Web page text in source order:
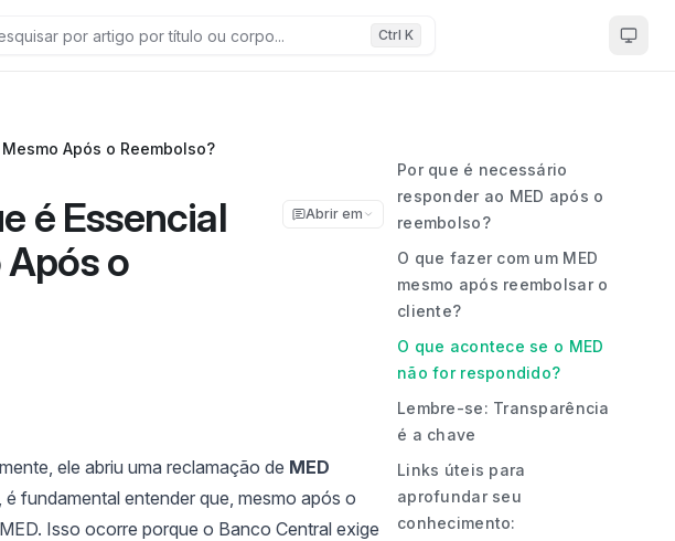
Ctrl K
Após o Reembolso?
é Essencial
o
Abrir em
ele abriu uma reclamação de MED
fundamental entender que, mesmo após o
Isso ocorre porque o Banco Central exige
Por que é necessário
responder ao MED após o
reembolso?
O que fazer com um MED
mesmo após reembolsar o
cliente?
O que acontece se o MED
não for respondido?
Lembre-se: Transparência
é a chave
Links úteis para
aprofundar seu
conhecimento: